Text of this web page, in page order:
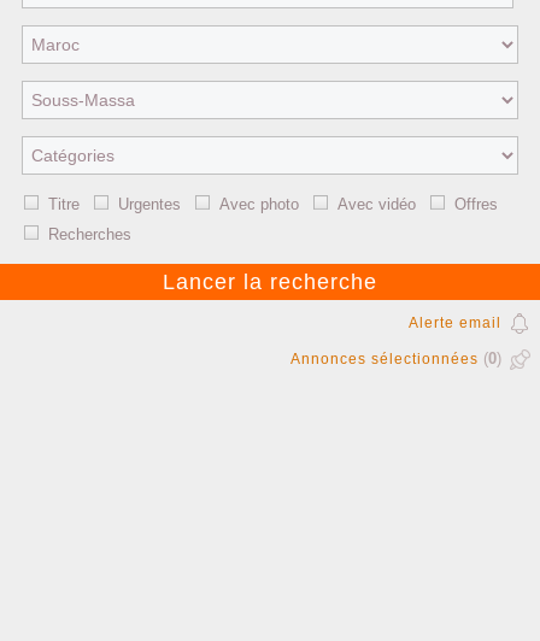
Titre Urgentes Avec photo Avec vidéo
Offres
Recherches
Alerte email
Annonces sélectionnées (0)